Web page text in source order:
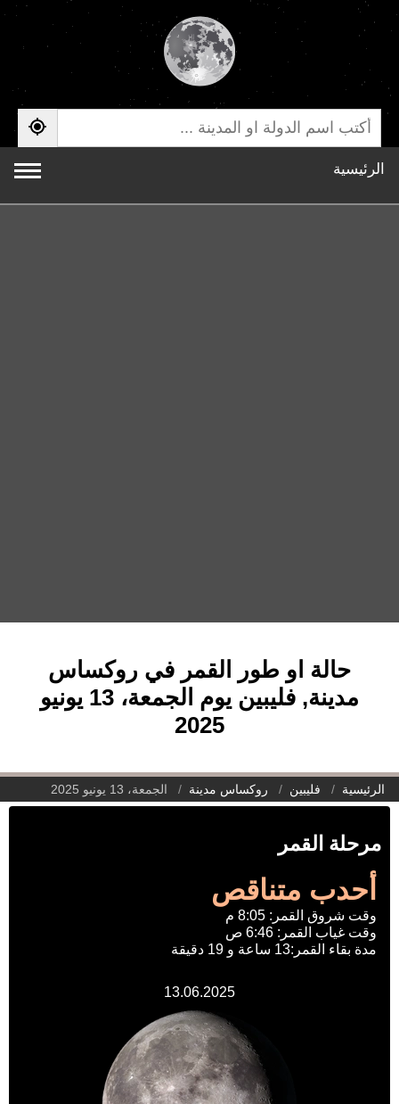
الرئيسية
حالة او طور القمر في روكساس
مدينة, فليبين يوم الجمعة، 13 يونيو
2025
الرئيسية فليبين روكساس مدينة الجمعة، 13 يونيو 2025
مرحلة القمر
أحدب متناقص
وقت شروق القمر: 8:05 م
وقت غياب القمر: 6:46 ص
مدة بقاء القمر:13 ساعة و 19 دقيقة
13.06.2025